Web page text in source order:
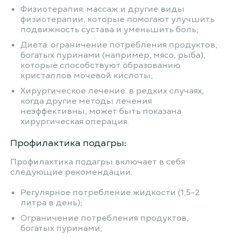
Физиотерапия: массаж и другие виды
физиотерапии, которые помогают улучшить
подвижность сустава и уменьшить боль;
Диета: ограничение потребления продуктов,
богатых пуринами (например, мясо, рыба),
которые способствуют образованию
кристаллов мочевой кислоты;
Хирургическое лечение: в редких случаях,
когда другие методы лечения
неэффективны, может быть показана
хирургическая операция.
Профилактика подагры:
Профилактика подагры включает в себя
следующие рекомендации:
Регулярное потребление жидкости (1,5-2
литра в день);
Ограничение потребления продуктов,
богатых пуринами;